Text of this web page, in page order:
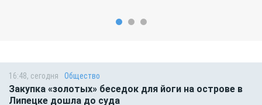
16:48, сегодня Общество
Закупка «золотых» беседок для йоги на острове в
Липецке дошла до суда